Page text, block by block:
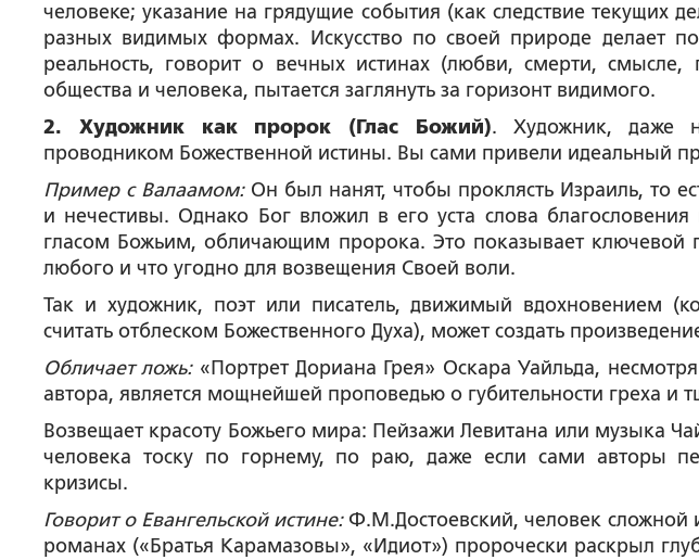
человеке; указание на грядущие события (как следствие текущих
разных видимых формах. Искусство по своей природе делает
реальность, говорит о вечных истинах (любви, смерти, смысле,
общества и человека, пытается заглянуть за горизонт видимого.
2. Художник как пророк (Глас Божий). Художник, даже
проводником Божественной истины. Вы сами привели идеальный
Пример с Валаамом:Он был нанят, чтобы проклясть Израиль, то
и нечестивы. Однако Бог вложил в его уста слова
гласом Божьим, обличающим пророка. Это показывает ключевой
любого и что угодно для возвещения Своей воли.
Так и художник, поэт или писатель, движимый вдохновением
считать отблеском Божественного Духа), может создать
Обличает ложь: «Портрет Дориана Грея» Оскара Уайльда,
автора, является мощнейшей проповедью о губительности греха и
Возвещает красоту Божьего мира: Пейзажи Левитана или музыка
человека тоску по горнему, по раю, даже если сами авторы
кризисы.
Говорит о Евангельской истине:Ф.М.Достоевский, человек сложной
романах («Братья Карамазовы», «Идиот») пророчески раскрыл